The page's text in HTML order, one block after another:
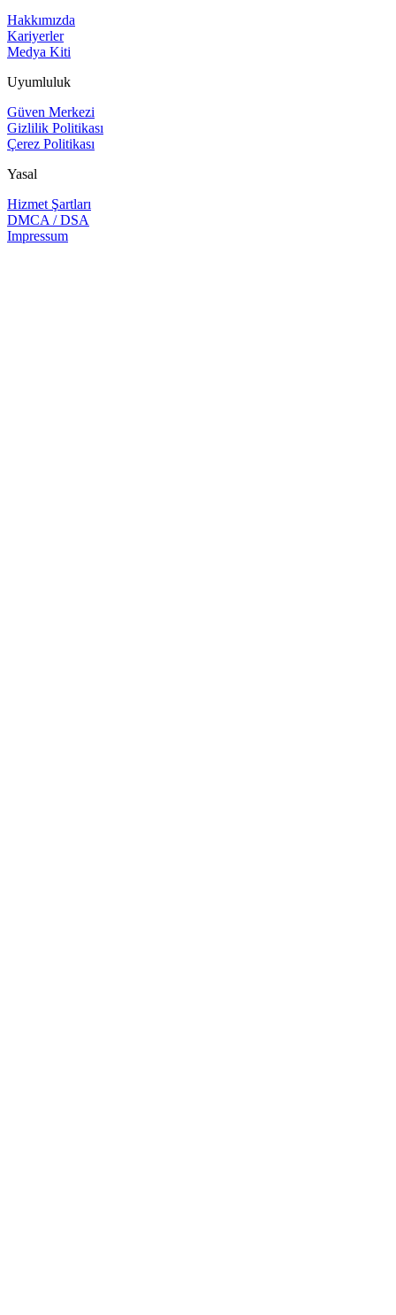
Hakkımızda
Kariyerler
Medya Kiti
Uyumluluk
Güven Merkezi
Gizlilik Politikası
Çerez Politikası
Yasal
Hizmet Şartları
DMCA / DSA
Impressum